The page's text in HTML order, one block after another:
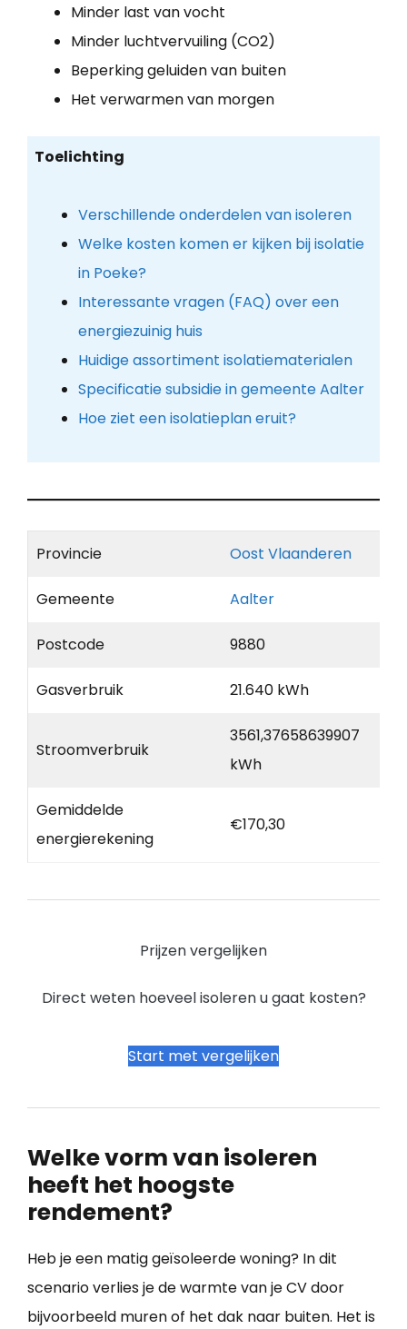
Minder last van vocht
Minder luchtvervuiling (CO2)
Beperking geluiden van buiten
Het verwarmen van morgen
Toelichting
Verschillende onderdelen van isoleren
Welke kosten komen er kijken bij isolatie
in Poeke?
Interessante vragen (FAQ) over een
energiezuinig huis
Huidige assortiment isolatiematerialen
Specificatie subsidie in gemeente Aalter
Hoe ziet een isolatieplan eruit?
Provincie Oost Vlaanderen
Gemeente Aalter
Postcode 9880
Gasverbruik 21.640 kWh
Stroomverbruik
3561,37658639907
kWh
Gemiddelde
energierekening
€170,30
Prijzen vergelijken
Direct weten hoeveel isoleren u gaat kosten?
Start met vergelijken
Welke vorm van isoleren
heeft het hoogste
rendement?
Heb je een matig geïsoleerde woning? In dit
scenario verlies je de warmte van je CV door
bijvoorbeeld muren of het dak naar buiten. Het is